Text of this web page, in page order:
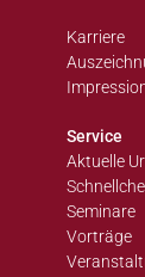
Karriere
Service
Aktuelle
Seminare
Vorträge